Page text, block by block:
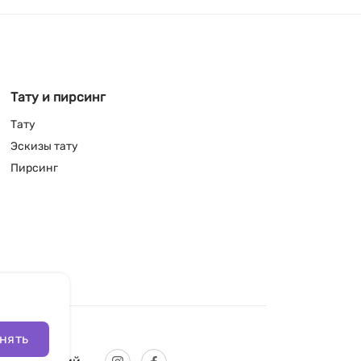
Тату и пирсинг
Тату
Эскизы тату
Пирсинг